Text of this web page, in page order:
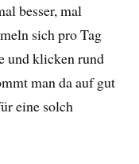
besser, mal
sich pro Tag
und klicken rund
man da auf gut
eine solch